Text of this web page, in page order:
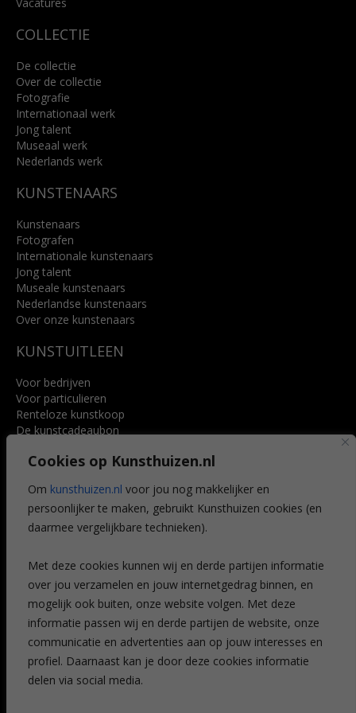
Cookies op Kunsthuizen.nl
Om kunsthuizen.nl voor jou nog makkelijker en
persoonlijker te maken, gebruikt Kunsthuizen cookies (en
daarmee vergelijkbare technieken).
Met deze cookies kunnen wij en derde partijen informatie
over jou verzamelen en jouw internetgedrag binnen, en
mogelijk ook buiten, onze website volgen. Met deze
informatie passen wij en derde partijen de website, onze
communicatie en advertenties aan op jouw interesses en
profiel. Daarnaast kan je door deze cookies informatie
delen via social media.
COLLECTIE
De collectie
Over de collectie
Fotografie
Internationaal werk
Jong talent
Museaal werk
Nederlands werk
KUNSTENAARS
Kunstenaars
Fotografen
Internationale kunstenaars
Jong talent
Museale kunstenaars
Nederlandse kunstenaars
Over onze kunstenaars
KUNSTUITLEEN
Voor bedrijven
Voor particulieren
Renteloze kunstkoop
De kunstcadeaubon
Voordelen
Veelgestelde vragen
CONTACT
Leiden
Amsterdam
Breda
Favorieten
Mijn art alert
NIEUWSBRIEF